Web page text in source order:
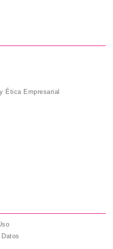
Ética Empresarial